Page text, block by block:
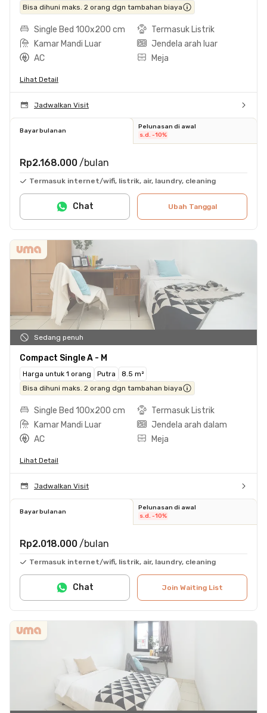
Bisa dihuni maks. 2 orang dgn tambahan biaya
Single Bed 100x200 cm
Termasuk Listrik
Kamar Mandi Luar
Jendela arah luar
AC
Meja
Lihat Detail
Jadwalkan Visit
Bayar bulanan
Pelunasan di awal
s.d. -10%
Rp2.168.000 /bulan
Termasuk internet/wifi, listrik, air, laundry, cleaning
Ubah Tanggal
Chat
Sedang penuh
Compact Single A - M
Harga untuk 1 orang Putra
8.5 m²
Bisa dihuni maks. 2 orang dgn tambahan biaya
Single Bed 100x200 cm
Termasuk Listrik
Kamar Mandi Luar
Jendela arah dalam
AC
Meja
Lihat Detail
Jadwalkan Visit
Bayar bulanan
Pelunasan di awal
s.d. -10%
Rp2.018.000 /bulan
Termasuk internet/wifi, listrik, air, laundry, cleaning
Join Waiting List
Chat